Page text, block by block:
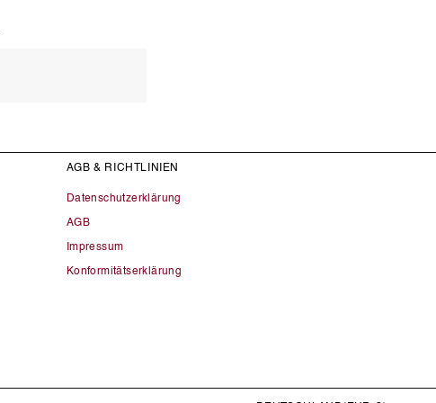
AGB & RICHTLINIEN
Datenschutzerklärung
AGB
Impressum
Konformitätserklärung